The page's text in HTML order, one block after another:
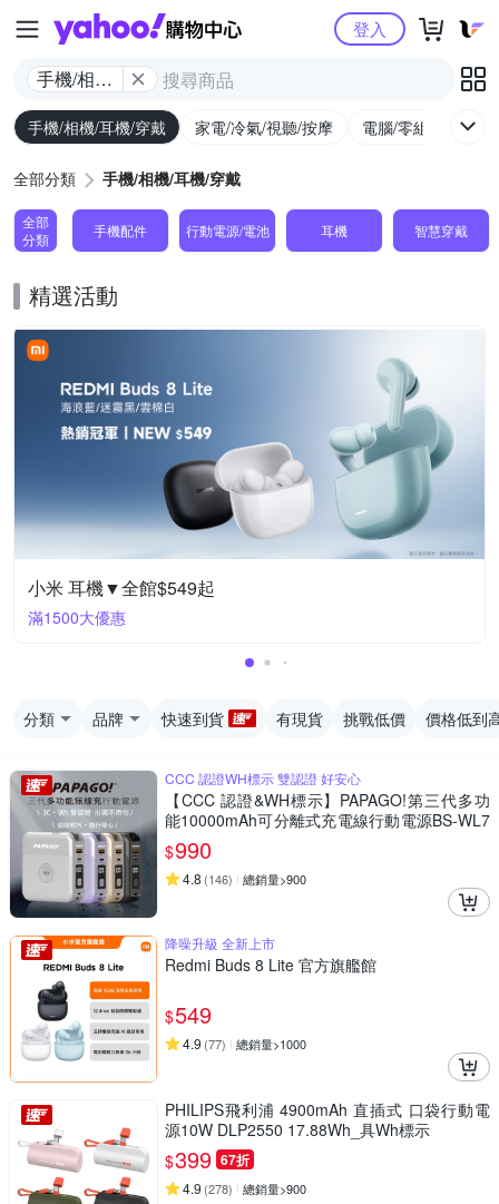
Yahoo購物中心
手機/相機/
耳機/穿戴
登入
手機/相機/耳機/穿戴 家電/冷氣/視聽/按摩 電腦/零組件/週邊/
全部分類 手機/相機/耳機/穿戴
全部
分類
手機配件 行動電源/電池 耳機 智慧穿戴
精選活動
小米 耳機▼全館$549起
滿1500大優惠
分類 品牌 快速到貨 有現貨 挑戰低價 價格低到
CCC 認證WH標示 雙認證 好安心
【CCC 認證&WH標示】PAPAGO!第三代多功
能10000mAh可分離式充電線行動電源BS-WL7
20-快
$990
4.8 (146) 總銷量>900
降噪升級 全新上市
Redmi Buds 8 Lite 官方旗艦館
$549
4.9 (77) 總銷量>1000
PHILIPS飛利浦 4900mAh 直插式 口袋行動電
源10W DLP2550 17.88Wh_具Wh標示
$399 67折
4.9 (278) 總銷量>900